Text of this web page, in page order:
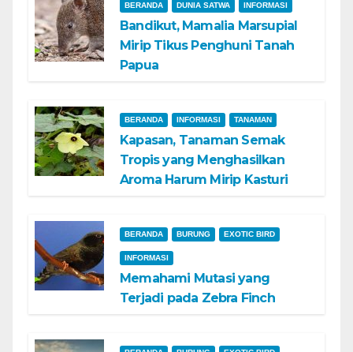
BERANDA DUNIA SATWA INFORMASI
Bandikut, Mamalia Marsupial
Mirip Tikus Penghuni Tanah
Papua
BERANDA INFORMASI TANAMAN
Kapasan, Tanaman Semak
Tropis yang Menghasilkan
Aroma Harum Mirip Kasturi
BERANDA BURUNG EXOTIC BIRD
INFORMASI
Memahami Mutasi yang
Terjadi pada Zebra Finch